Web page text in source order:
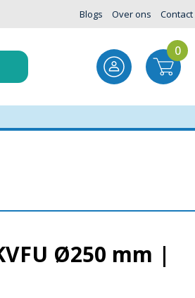
Blogs Over ons Contact
0
Ø250 mm |